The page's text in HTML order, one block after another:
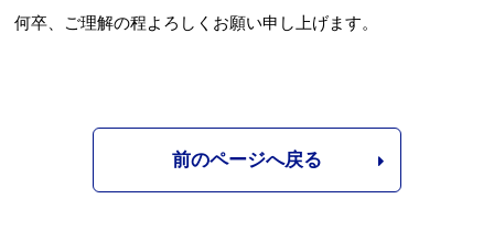
何卒、ご理解の程よろしくお願い申し上げます。
前のページへ戻る